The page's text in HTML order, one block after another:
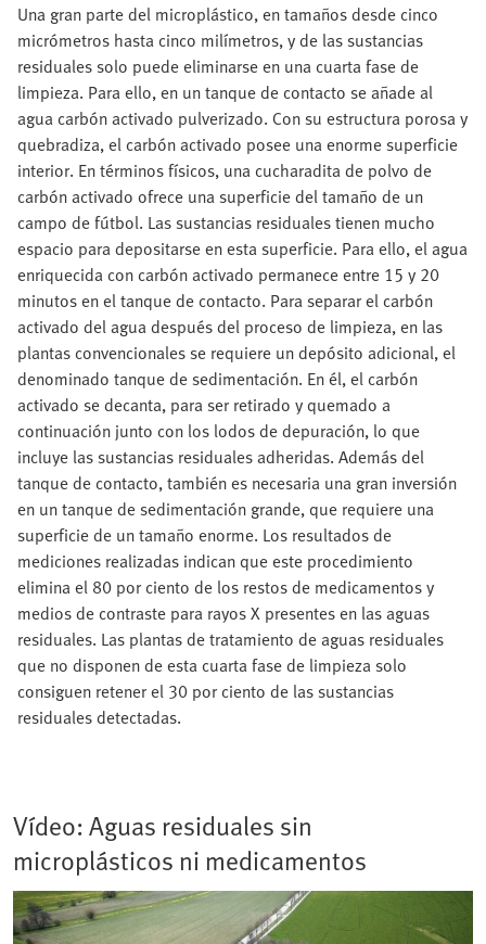
Una gran parte del microplástico, en tamaños desde cinco
micrómetros hasta cinco milímetros, y de las sustancias
residuales solo puede eliminarse en una cuarta fase de
limpieza. Para ello, en un tanque de contacto se añade al
agua carbón activado pulverizado. Con su estructura porosa y
quebradiza, el carbón activado posee una enorme superficie
interior. En términos físicos, una cucharadita de polvo de
carbón activado ofrece una superficie del tamaño de un
campo de fútbol. Las sustancias residuales tienen mucho
espacio para depositarse en esta superficie. Para ello, el agua
enriquecida con carbón activado permanece entre 15 y 20
minutos en el tanque de contacto. Para separar el carbón
activado del agua después del proceso de limpieza, en las
plantas convencionales se requiere un depósito adicional, el
denominado tanque de sedimentación. En él, el carbón
activado se decanta, para ser retirado y quemado a
continuación junto con los lodos de depuración, lo que
incluye las sustancias residuales adheridas. Además del
tanque de contacto, también es necesaria una gran inversión
en un tanque de sedimentación grande, que requiere una
superficie de un tamaño enorme. Los resultados de
mediciones realizadas indican que este procedimiento
elimina el 80 por ciento de los restos de medicamentos y
medios de contraste para rayos X presentes en las aguas
residuales. Las plantas de tratamiento de aguas residuales
que no disponen de esta cuarta fase de limpieza solo
consiguen retener el 30 por ciento de las sustancias
residuales detectadas.
Vídeo: Aguas residuales sin
microplásticos ni medicamentos